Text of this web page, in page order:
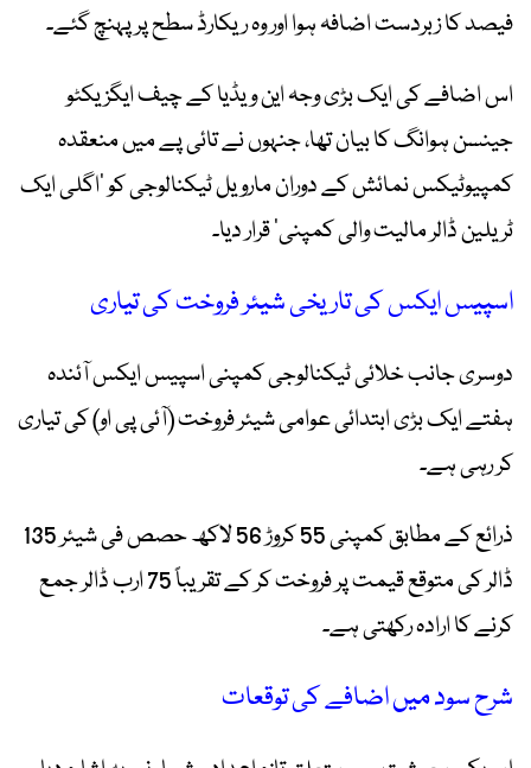
فیصد کا زبردست اضافہ ہوا اور وہ ریکارڈ سطح پر پہنچ گئے۔
اس اضافے کی ایک بڑی وجہ این ویڈیا کے چیف ایگزیکٹو
جینسن ہوانگ کا بیان تھا، جنہوں نے تائی پے میں منعقدہ
کمپیوٹیکس نمائش کے دوران مارویل ٹیکنالوجی کو ’اگلی ایک
ٹریلین ڈالر مالیت والی کمپنی‘ قرار دیا۔
اسپیس ایکس کی تاریخی شیئر فروخت کی تیاری
دوسری جانب خلائی ٹیکنالوجی کمپنی اسپیس ایکس آئندہ
ہفتے ایک بڑی ابتدائی عوامی شیئر فروخت (آئی پی او) کی تیاری
کر رہی ہے۔
ذرائع کے مطابق کمپنی 55 کروڑ 56 لاکھ حصص فی شیئر 135
ڈالر کی متوقع قیمت پر فروخت کر کے تقریباً 75 ارب ڈالر جمع
کرنے کا ارادہ رکھتی ہے۔
شرح سود میں اضافے کی توقعات